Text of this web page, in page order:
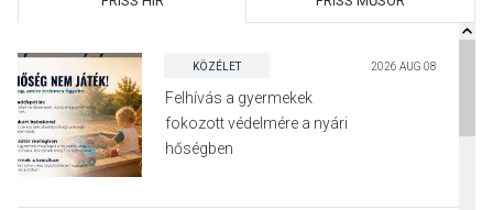
KÖZÉLET 2026 AUG 08
Felhívás a gyermekek
fokozott védelmére a nyári
hőségben